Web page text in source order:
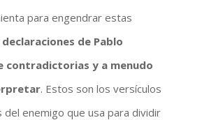
para engendrar estas
declaraciones de Pablo
contradictorias y a menudo
. Estos son los versículos
enemigo que usa para dividir